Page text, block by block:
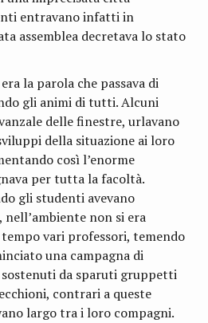
entravano infatti in
assemblea decretava lo stato
la parola che passava di
gli animi di tutti. Alcuni
delle finestre, urlavano
della situazione ai loro
così l’enorme
per tutta la facoltà.
gli studenti avevano
non si era
vari professori, temendo
una campagna di
sostenuti da sparuti gruppetti
contrari a queste
largo tra i loro compagni.